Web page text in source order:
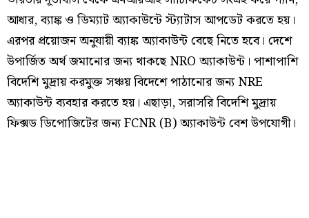
আধার, ব্যাঙ্ক ও ডিম্যাট অ্যাকাউন্টে স্ট্যাটাস আপডেট করতে হয়।
এরপর প্রয়োজন অনুযায়ী ব্যাঙ্ক অ্যাকাউন্ট বেছে নিতে হবে। দেশে
উপার্জিত অর্থ জমানোর জন্য থাকছে NRO অ্যাকাউন্ট। পাশাপাশি
বিদেশি মুদ্রায় করমুক্ত সঞ্চয় বিদেশে পাঠানোর জন্য NRE
অ্যাকাউন্ট ব্যবহার করতে হয়। এছাড়া, সরাসরি বিদেশি মুদ্রায়
ফিক্সড ডিপোজিটের জন্য FCNR (B) অ্যাকাউন্ট বেশ উপযোগী।